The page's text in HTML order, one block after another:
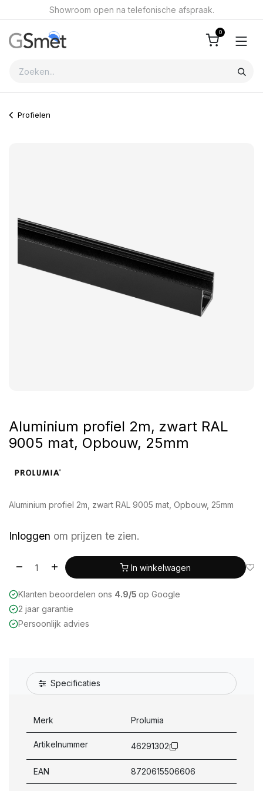
Overslaan naar inhoudShowroom open na telefonische afspraak.
0
Profielen
Aluminium profiel 2m, zwart RAL
9005 mat, Opbouw, 25mm
Aluminium profiel 2m, zwart RAL 9005 mat, Opbouw, 25mm
Inloggen om prijzen te zien.
In winkelwagen
Klanten beoordelen ons 4.9/5 op Google
2 jaar garantie
Persoonlijk advies
Specificaties
Merk Prolumia
Artikelnummer 46291302
EAN 8720615506606